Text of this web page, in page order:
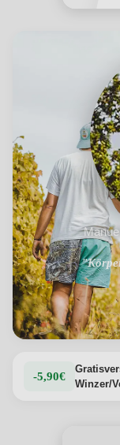
"Weinberge
-5,90€
Winzer/